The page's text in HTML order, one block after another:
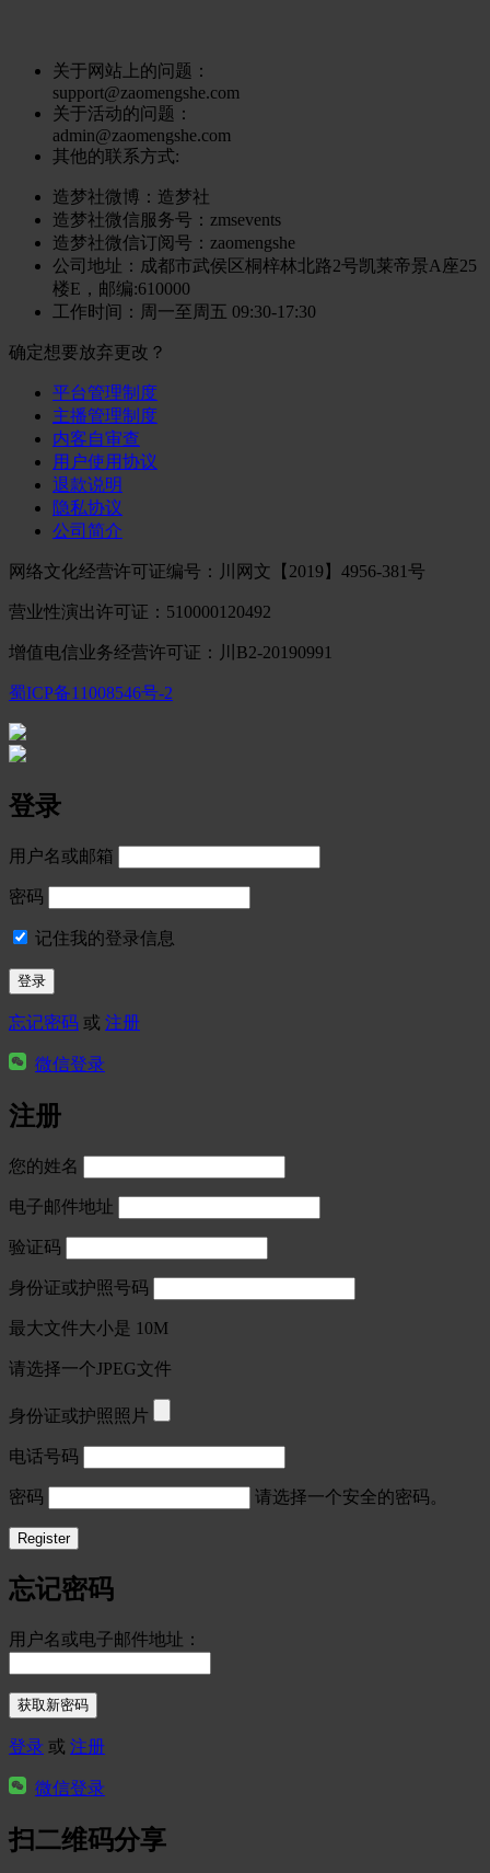
关于网站上的问题：
support@zaomengshe.com
关于活动的问题：
admin@zaomengshe.com
其他的联系方式:
造梦社微博： 造梦社
造梦社微信服务号 ：zmsevents
造梦社微信订阅号 ：zaomengshe
公司地址 ：成都市武侯区桐梓林北路2号凯莱帝景A座25
楼E，邮编:610000
工作时间 ：周一至周五 09:30-17:30
确定想要放弃更改？
平台管理制度
主播管理制度
内客自审查
用户使用协议
退款说明
隐私协议
公司简介
网络文化经营许可证编号：川网文【2019】4956-381号
营业性演出许可证：510000120492
增值电信业务经营许可证：川B2-20190991
蜀ICP备11008546号-2
登录
用户名或邮箱
密码
记住我的登录信息
忘记密码 或 注册
微信登录
注册
您的姓名
电子邮件地址
验证码
身份证或护照号码
最大文件大小是 10M
请选择一个JPEG文件
身份证或护照照片
电话号码
密码 请选择一个安全的密码。
忘记密码
用户名或电子邮件地址：
登录 或 注册
微信登录
扫二维码分享